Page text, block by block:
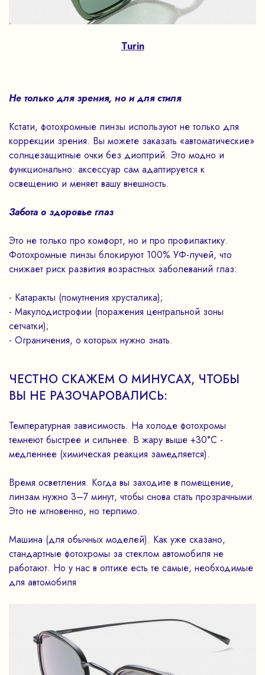
Turin
Не только для зрения, но и для стиля
Кстати, фотохромные линзы используют не только для
коррекции зрения. Вы можете заказать «автоматические»
солнцезащитные очки без диоптрий. Это модно и
функционально: аксессуар сам адаптируется к
освещению и меняет вашу внешность.
Забота о здоровье глаз
Это не только про комфорт, но и про профилактику.
Фотохромные линзы блокируют 100% УФ-лучей, что
снижает риск развития возрастных заболеваний глаз:
- Катаракты (помутнения хрусталика);
- Макулодистрофии (поражения центральной зоны
сетчатки);
- Ограничения, о которых нужно знать.
ЧЕСТНО СКАЖЕМ О МИНУСАХ, ЧТОБЫ
ВЫ НЕ РАЗОЧАРОВАЛИСЬ:
Температурная зависимость. На холоде фотохромы
темнеют быстрее и сильнее. В жару выше +30°C -
медленнее (химическая реакция замедляется).
Время осветления. Когда вы заходите в помещение,
линзам нужно 3–7 минут, чтобы снова стать прозрачными.
Это не мгновенно, но терпимо.
Машина (для обычных моделей). Как уже сказано,
стандартные фотохромы за стеклом автомобиля не
работают. Но у нас в оптике есть те самые, необходимые
для автомобиля